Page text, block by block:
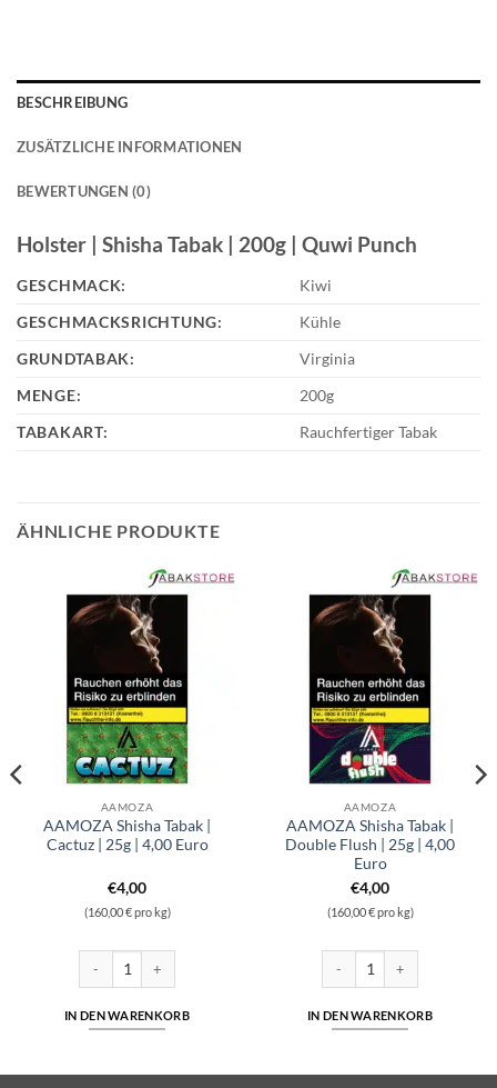
BESCHREIBUNG
ZUSÄTZLICHE INFORMATIONEN
BEWERTUNGEN (0)
Holster | Shisha Tabak | 200g | Quwi Punch
GESCHMACK:
Kiwi
GESCHMACKSRICHTUNG:
Kühle
GRUNDTABAK:
Virginia
MENGE:
200g
TABAKART:
Rauchfertiger Tabak
ÄHNLICHE PRODUKTE
AAMOZA
AAMOZA Shisha Tabak |
Cactuz | 25g | 4,00 Euro
€4,00
(160,00 € pro kg)
AAMOZA Shisha Tabak | Cactuz | 25g | 4,00 Euro Menge
IN DEN WARENKORB
AAMOZA
AAMOZA Shisha Tabak |
Double Flush | 25g | 4,00
Euro
€4,00
(160,00 € pro kg)
AAMOZA Shisha Tabak |
IN DEN WARENKORB